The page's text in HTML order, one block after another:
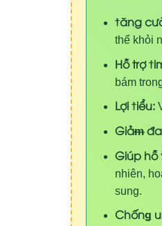
ϯăng
thể khỏi n
Hỗ trợ
bám
Lợi ϯiểu:
Giảᵯ
Giúp hỗ
nhiên,
sung.
Chốnǥ